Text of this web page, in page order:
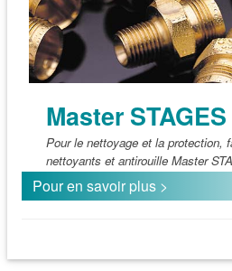
Master STAGES
Pour le nettoyage et la protection,
nettoyants et antirouille Master
Pour en savoir plus >